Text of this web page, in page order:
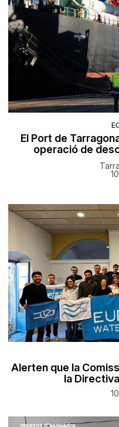
El Port de
operació de
Alerten que la
la